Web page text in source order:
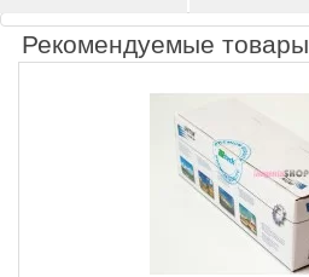
Рекомендуемые товары